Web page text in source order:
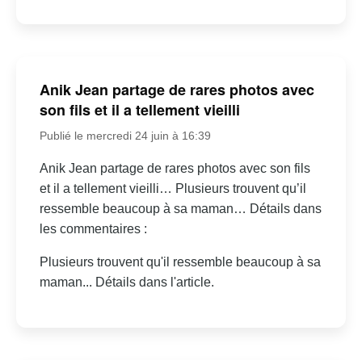
Anik Jean partage de rares photos avec
son fils et il a tellement vieilli
Publié le mercredi 24 juin à 16:39
Anik Jean partage de rares photos avec son fils
et il a tellement vieilli… Plusieurs trouvent qu’il
ressemble beaucoup à sa maman… Détails dans
les commentaires :
Plusieurs trouvent qu'il ressemble beaucoup à sa
maman... Détails dans l'article.